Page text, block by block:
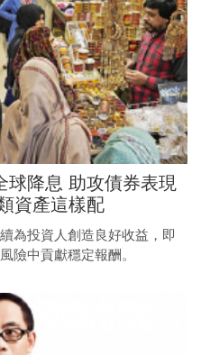
球降息 助攻債券表現
資產這樣配
為投資人創造良好收益，即
險中貢獻穩定報酬。